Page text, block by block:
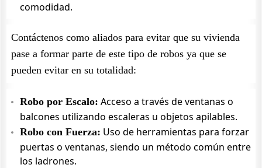
comodidad.
Contáctenos como aliados para evitar que su vivienda
pase a formar parte de este tipo de robos ya que se
pueden evitar en su totalidad:
Robo por Escalo: Acceso a través de ventanas o
balcones utilizando escaleras u objetos apilables.
Robo con Fuerza: Uso de herramientas para forzar
puertas o ventanas, siendo un método común entre
los ladrones.